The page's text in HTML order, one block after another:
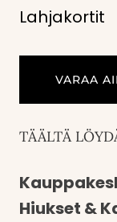
Lahjakortit
VARAA
TÄÄLTÄ
Hiukset &